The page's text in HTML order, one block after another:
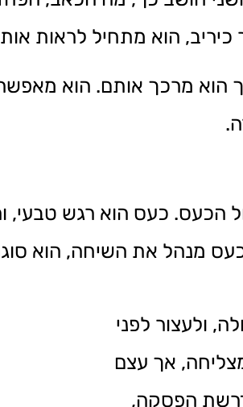
הוא מתחיל לראות
מרכך אותם. הוא מאפשר
הכעס. כעס הוא רגש
מנהל את השיחה, הוא
ולעצור לפני
אך עצם
הפסקה,